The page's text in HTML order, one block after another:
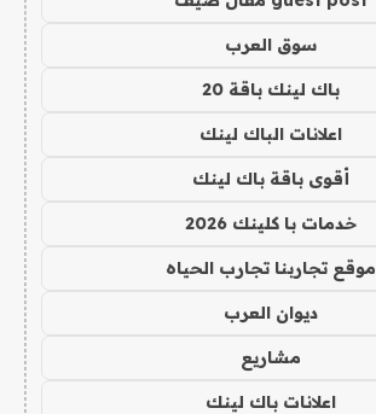
سوق العرب
باك لينك باقة 20
اعلانات الباك لينك
أقوى باقة باك لينك
خدمات با كلينك 2026
موقع تجاربنا تجارب الحياه
ديوان العرب
مشاريع
اعلانات باك لينك